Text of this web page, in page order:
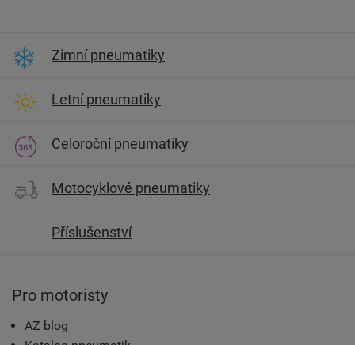
Zimní pneumatiky
Letní pneumatiky
Celoroční pneumatiky
Motocyklové pneumatiky
Příslušenství
Pro motoristy
AZ blog